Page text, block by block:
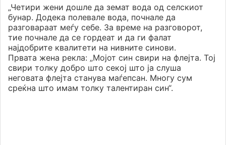
„Четири жени дошле да земат вода од селскиот
бунар. Додека полевале вода, почнале да
разговараат меѓу себе. За време на разговорот,
тие почнале да се гордеат и да ги фалат
најдобрите квалитети на нивните синови.
Првата жена рекла: „Мојот син свири на флејта. Тој
свири толку добро што секој што ја слуша
неговата флејта станува маѓепсан. Многу сум
среќна што имам толку талентиран син“.